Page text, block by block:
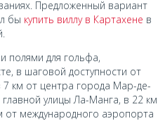
Предложенный вариант
бы купить виллу в Картахене в
полями для гольфа,
в шаговой доступности от
7 км от центра города Мар-де-
улицы Ла-Манга, в 22 км
от международного аэропорта